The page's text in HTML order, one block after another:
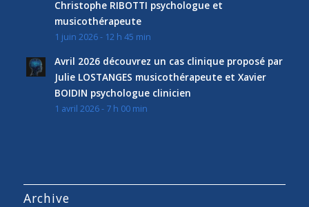
Christophe RIBOTTI psychologue et
musicothérapeute
1 juin 2026 - 12 h 45 min
Avril 2026 découvrez un cas clinique proposé par
Julie LOSTANGES musicothérapeute et Xavier
BOIDIN psychologue clinicien
1 avril 2026 - 7 h 00 min
Archive